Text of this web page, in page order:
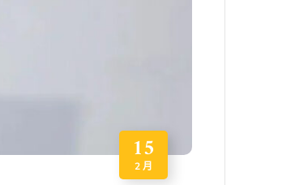
15
2 月